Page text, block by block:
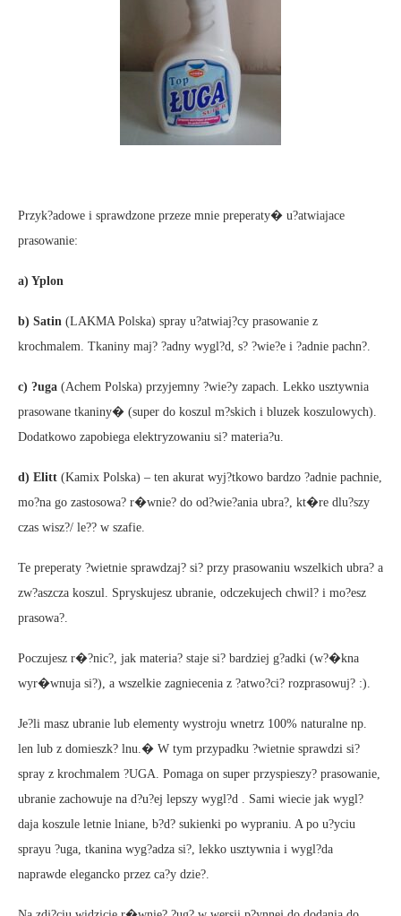
Przyk?adowe i sprawdzone przeze mnie preperaty� u?atwiajace
prasowanie:
a) Yplon
b) Satin (LAKMA Polska) spray u?atwiaj?cy prasowanie z
krochmalem. Tkaniny maj? ?adny wygl?d, s? ?wie?e i ?adnie pachn?.
c) ?uga (Achem Polska) przyjemny ?wie?y zapach. Lekko usztywnia
prasowane tkaniny� (super do koszul m?skich i bluzek koszulowych).
Dodatkowo zapobiega elektryzowaniu si? materia?u.
d) Elitt (Kamix Polska) – ten akurat wyj?tkowo bardzo ?adnie pachnie,
mo?na go zastosowa? r�wnie? do od?wie?ania ubra?, kt�re dlu?szy
czas wisz?/ le?? w szafie.
Te preperaty ?wietnie sprawdzaj? si? przy prasowaniu wszelkich ubra? a
zw?aszcza koszul. Spryskujesz ubranie, odczekujech chwil? i mo?esz
prasowa?.
Poczujesz r�?nic?, jak materia? staje si? bardziej g?adki (w?�kna
wyr�wnuja si?), a wszelkie zagniecenia z ?atwo?ci? rozprasowuj? :).
Je?li masz ubranie lub elementy wystroju wnetrz 100% naturalne np.
len lub z domieszk? lnu.� W tym przypadku ?wietnie sprawdzi si?
spray z krochmalem ?UGA. Pomaga on super przyspieszy? prasowanie,
ubranie zachowuje na d?u?ej lepszy wygl?d . Sami wiecie jak wygl?
daja koszule letnie lniane, b?d? sukienki po wypraniu. A po u?yciu
sprayu ?uga, tkanina wyg?adza si?, lekko usztywnia i wygl?da
naprawde elegancko przez ca?y dzie?.